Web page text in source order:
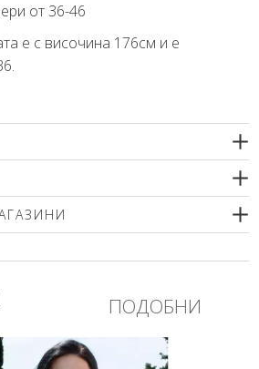
от 36-46
е с височина 176см и е
чистене. Използвайте меки
само от вътрешната страна!
ПОДОБНИ